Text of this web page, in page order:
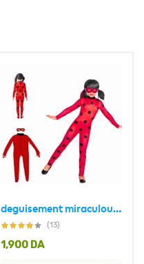
deguisement miraculous ladybug pour fillet 5 – 8 ans
(13)
1,900 DA